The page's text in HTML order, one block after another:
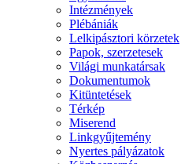
Intézmények
Plébániák
Lelkipásztori körzetek
Papok, szerzetesek
Világi munkatársak
Dokumentumok
Kitüntetések
Térkép
Miserend
Linkgyűjtemény
Nyertes pályázatok